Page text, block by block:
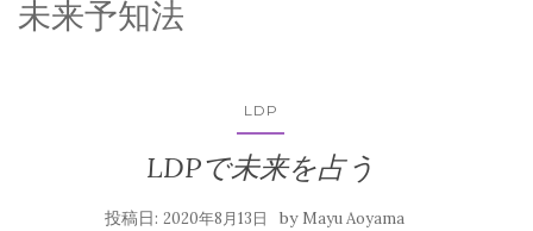
未来予知法
LDP
LDPで未来を占う
投稿日: 2020年8月13日 by Mayu Aoyama